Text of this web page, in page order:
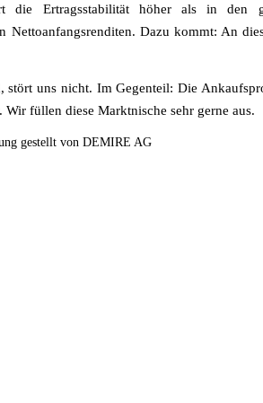
die Ertragsstabilität höher als in den
Dazu kommt: An
uns nicht. Im Gegenteil: Die
füllen diese Marktnische sehr gerne aus.
gestellt von DEMIRE AG